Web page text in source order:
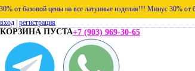
цены на все латунные изделия!!! Минус 30% от базовой
вход регистрация
КОРЗИНА ПУСТА+7 (903) 969-30-65